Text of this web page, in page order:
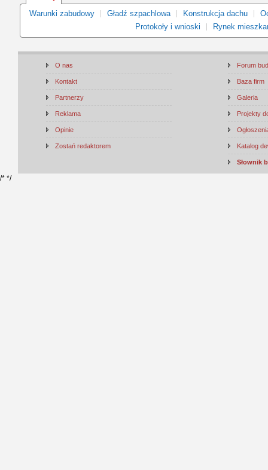
Warunki zabudowy Gładź szpachlowa Konstrukcja dachu
Protokoły i wnioski
Rynek
O nas
Kontakt
Partnerzy
Reklama
Opinie
Zostań redaktorem
Forum
Baza firm
Galeria
Projekty
Katalog
Słownik
/* */